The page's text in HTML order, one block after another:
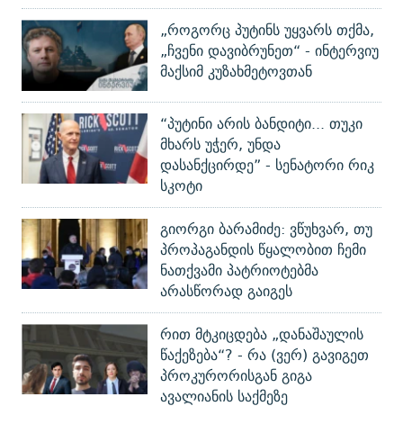
„როგორც პუტინს უყვარს თქმა,
„ჩვენი დავიბრუნეთ“ - ინტერვიუ
მაქსიმ კუზახმეტოვთან
“პუტინი არის ბანდიტი... თუკი
მხარს უჭერ, უნდა
დასანქცირდე” - სენატორი რიკ
სკოტი
გიორგი ბარამიძე: ვწუხვარ, თუ
პროპაგანდის წყალობით ჩემი
ნათქვამი პატრიოტებმა
არასწორად გაიგეს
რით მტკიცდება „დანაშაულის
წაქეზება“? - რა (ვერ) გავიგეთ
პროკურორისგან გიგა
ავალიანის საქმეზე